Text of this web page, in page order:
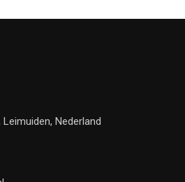
Leimuiden, Nederland